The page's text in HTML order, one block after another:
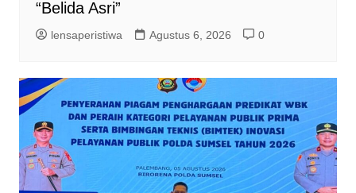
“Belida Asri”
lensaperistiwa Agustus 6, 2026 0